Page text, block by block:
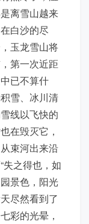
离雪山越来
白沙的尽
玉龙雪山将
第一次近距
已不算什
雪、冰川清
线以飞快的
在毁灭它，
束河出来沿
失之得也，如
景色，阳光
尽然看到了
彩的光晕，